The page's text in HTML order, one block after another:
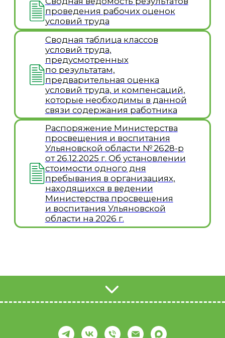
Сведения об образовательной
организации
Историческая справка
Грамоты и благодарности
Отчёт о результатах самообследования
Финансово-хозяйственная деятельность
Движение первых
Антикоррупционная деятельность
Стипендии и меры поддержки обучающихся
Локальные нормативные акты
Об организации отдыха детей
и их оздоровления
Руководство
Основные сведения
Документы
Педагогический и вожатский состав
Документы для руководителя смены
Документы для организаторов
профильных смен
Контакты
Деятельность центра
Образовательные стандарты
Оставить обратную связь
@ 2026 Областное государственное
бюджетное учреждение дополнительного
образования «Детский оздоровительно-
образовательный центр Юность»